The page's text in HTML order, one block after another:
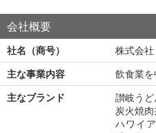
会社概要
社名（商号）
株式会
主な事業内容
飲食業
主なブランド
讃岐うど
炭火焼肉
ハワイ